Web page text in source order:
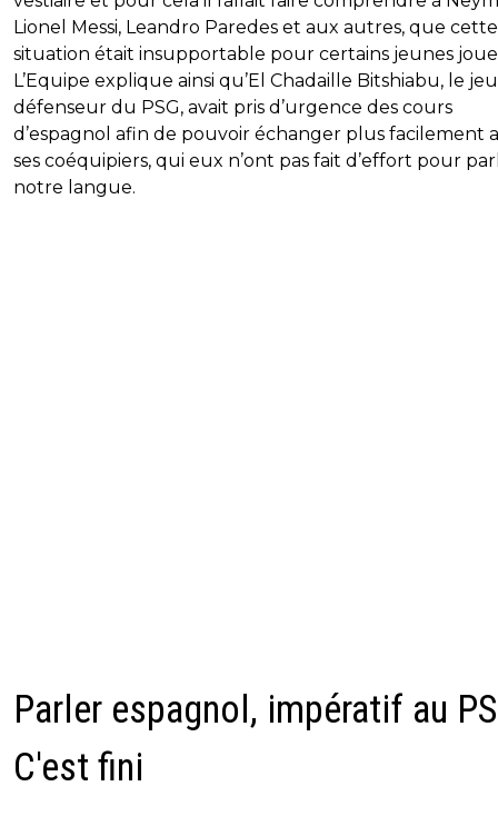
Lionel Messi, Leandro Paredes et aux autres, que cette
situation était insupportable pour certains jeunes
L’Equipe explique ainsi qu’El Chadaille Bitshiabu, le
défenseur du PSG, avait pris d’urgence des cours
d’espagnol afin de pouvoir échanger plus facilement
ses coéquipiers, qui eux n’ont pas fait d’effort pour
notre langue.
Parler espagnol, impératif au
C'est fini